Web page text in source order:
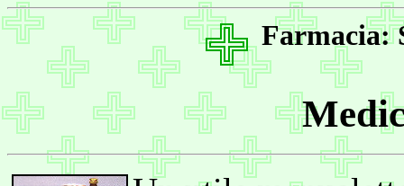
Farmacia: